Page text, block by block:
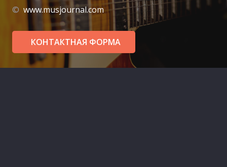
© www.musjournal.com
КОНТАКТНАЯ ФОРМА